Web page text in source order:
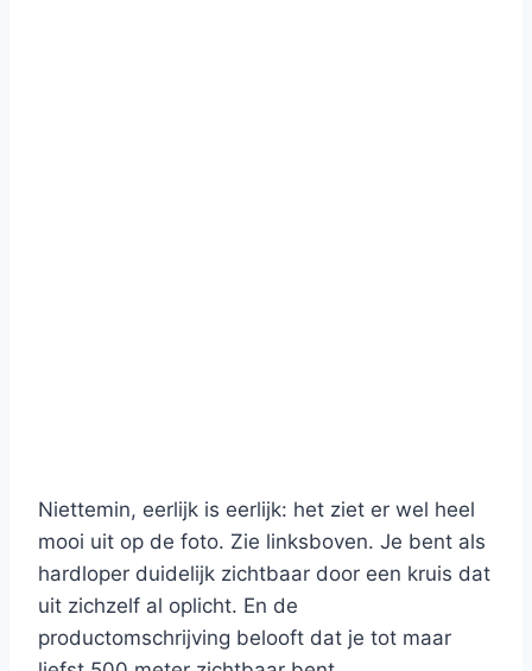
Niettemin, eerlijk is eerlijk: het ziet er wel heel
mooi uit op de foto. Zie linksboven. Je bent als
hardloper duidelijk zichtbaar door een kruis dat
uit zichzelf al oplicht. En de
productomschrijving belooft dat je tot maar